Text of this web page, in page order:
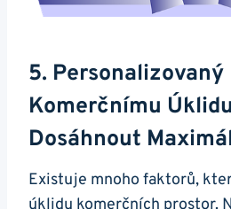
5.
Komerčnímu
Dosáhnout
Existuje mnoho faktorů,
úklidu komerčních prostor.